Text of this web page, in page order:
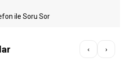
ile Soru Sor
‹ ›